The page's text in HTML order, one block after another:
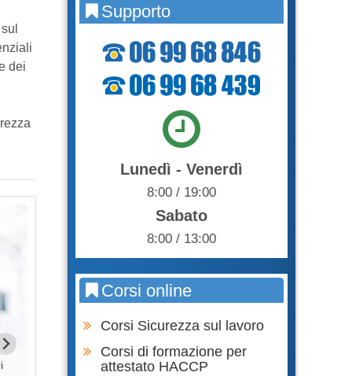
dei
Supporto
Lunedì - Venerdì
8:00 / 19:00
Sabato
8:00 / 13:00
Corsi online
Corsi Sicurezza sul lavoro
Corsi di formazione per
attestato HACCP